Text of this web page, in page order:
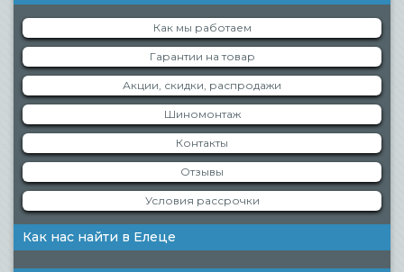
Как мы работаем
Гарантии на товар
Акции, скидки, распродажи
Шиномонтаж
Контакты
Отзывы
Условия рассрочки
Как нас найти в Елеце